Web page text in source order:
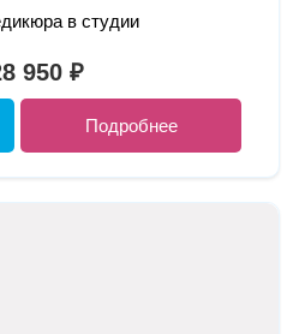
в студии
950 ₽
Подробнее